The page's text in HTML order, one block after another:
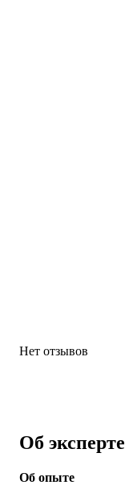
Нет отзывов
Об эксперте
Об опыте